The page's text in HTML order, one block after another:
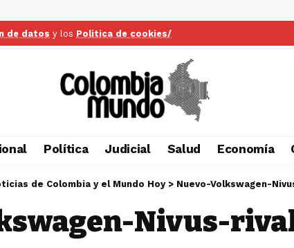
de datos y los Politica de cookies/
Política Judicial Salud Economía
de Colombia y el Mundo Hoy> Nuevo-Volkswagen-
Nivus-